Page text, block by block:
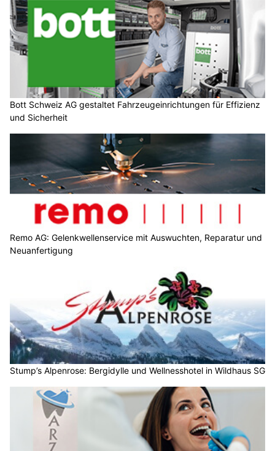
Bott Schweiz AG gestaltet Fahrzeugeinrichtungen für Effizienz
und Sicherheit
Remo AG: Gelenkwellenservice mit Auswuchten, Reparatur und
Neuanfertigung
Stump’s Alpenrose: Bergidylle und Wellnesshotel in Wildhaus SG